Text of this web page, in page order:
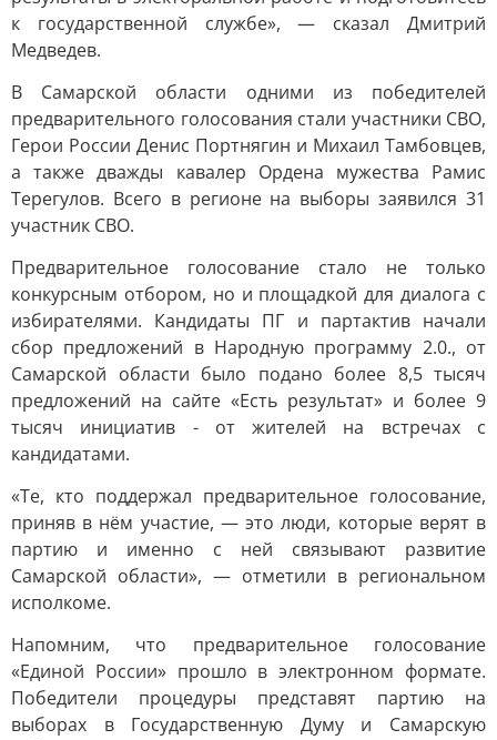
к государственной службе», — сказал Дмитрий
Медведев.
В Самарской области одними из победителей
предварительного голосования стали участники СВО,
Герои России Денис Портнягин и Михаил Тамбовцев,
а также дважды кавалер Ордена мужества Рамис
Терегулов. Всего в регионе на выборы заявился 31
участник СВО.
Предварительное голосование стало не только
конкурсным отбором, но и площадкой для диалога с
избирателями. Кандидаты ПГ и партактив начали
сбор предложений в Народную программу 2.0., от
Самарской области было подано более 8,5 тысяч
предложений на сайте «Есть результат» и более 9
тысяч инициатив - от жителей на встречах с
кандидатами.
«Те, кто поддержал предварительное голосование,
приняв в нём участие, — это люди, которые верят в
партию и именно с ней связывают развитие
Самарской области», — отметили в региональном
исполкоме.
Напомним, что предварительное голосование
«Единой России» прошло в электронном формате.
Победители процедуры представят партию на
выборах в Государственную Думу и Самарскую